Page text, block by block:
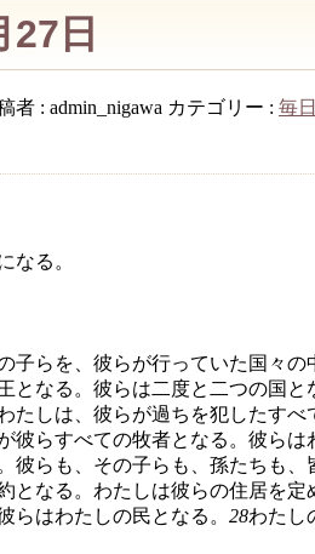
27日
者 : admin_nigawa カテゴリー : 毎
なる。
らを、彼らが行っていた国々
なる。彼らは二度と二つの国
たしは、彼らが過ちを犯したす
らすべての牧者となる。彼ら
らも、その子らも、孫たちも
なる。わたしは彼らの住居を
らはわたしの民となる。 28わたし